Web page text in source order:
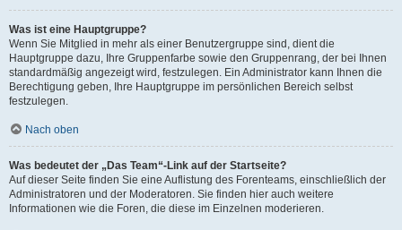
Was ist eine Hauptgruppe?
Wenn Sie Mitglied in mehr als einer Benutzergruppe sind, dient die
Hauptgruppe dazu, Ihre Gruppenfarbe sowie den Gruppenrang, der bei Ihnen
standardmäßig angezeigt wird, festzulegen. Ein Administrator kann Ihnen die
Berechtigung geben, Ihre Hauptgruppe im persönlichen Bereich selbst
festzulegen.
Nach oben
Was bedeutet der „Das Team“-Link auf der Startseite?
Auf dieser Seite finden Sie eine Auflistung des Forenteams, einschließlich der
Administratoren und der Moderatoren. Sie finden hier auch weitere
Informationen wie die Foren, die diese im Einzelnen moderieren.